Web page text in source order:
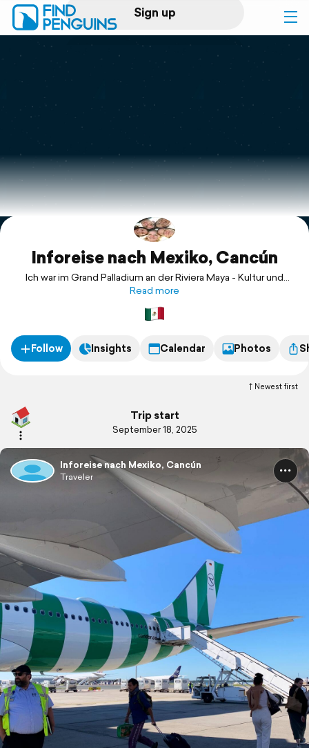
Sign up
Log in
Print a book
Flyover video
Explore
Support
Inforeise nach Mexiko, Cancún
Ich war im Grand Palladium an der Riviera Maya - Kultur und
Natur trifft Moderne 🌴🏖️🇲🇽
Read more
Follow Insights Calendar Photos
Newest first
Trip start
September 18, 2025
Inforeise nach Mexiko, Cancún
Traveler